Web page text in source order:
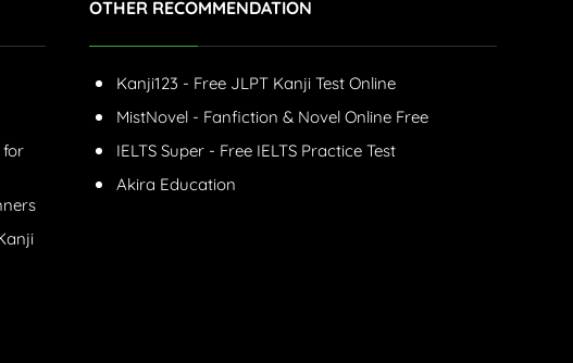
for
OTHER RECOMMENDATION
Kanji123 - Free JLPT Kanji Test Online
MistNovel - Fanfiction & Novel Online Free
IELTS Super - Free IELTS Practice Test
Akira Education